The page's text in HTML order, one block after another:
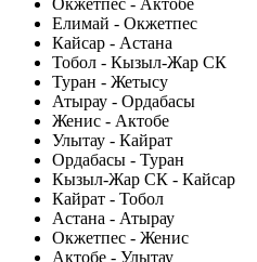
Окжетпес - Актобе
Елимай - Окжетпес
Кайсар - Астана
Тобол - Кызыл-Жар СК
Туран - Жетысу
Атырау - Ордабасы
Женис - Актобе
Улытау - Кайрат
Ордабасы - Туран
Кызыл-Жар СК - Кайсар
Кайрат - Тобол
Астана - Атырау
Окжетпес - Женис
Актобе - Улытау